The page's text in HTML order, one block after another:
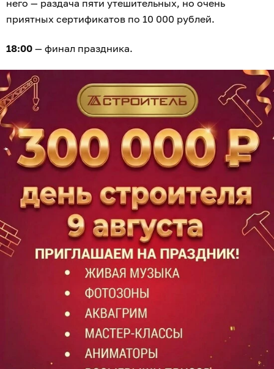
него — раздача пяти утешительных, но очень
приятных сертификатов по 10 000 рублей.
18:00 — финал праздника.